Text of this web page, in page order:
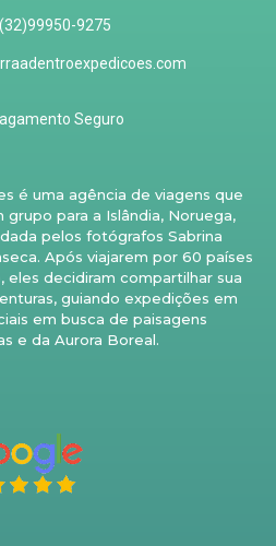
(32)99950-9275
Seguro
é uma agência de viagens que
para a Islândia, Noruega,
pelos fotógrafos Sabrina
Após viajarem por 60 países
eles decidiram compartilhar sua
guiando expedições em
em busca de paisagens
e da Aurora Boreal.